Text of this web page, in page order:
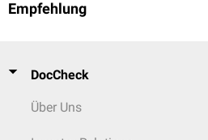
Empfehlung
DocCheck
Über Uns